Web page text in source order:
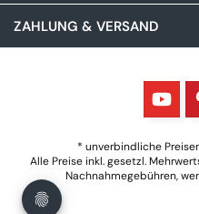
ZAHLUNG & VERSAND
* unverbindliche
Alle Preise inkl. gesetzl.
Nachnahmegebühren,